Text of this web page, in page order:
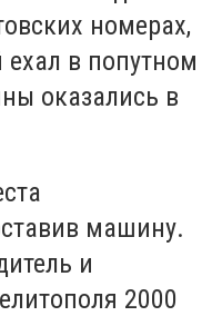
номерах,
ехал в попутном
оказались в
машину.
и
2000